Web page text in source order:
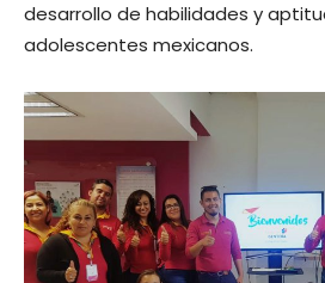
desarrollo de habilidades y
adolescentes mexicanos.